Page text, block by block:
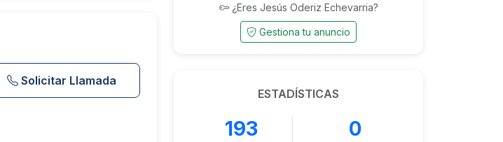
Solicitar Llamada
¿Eres Jesús Oderiz Echevarria?
Gestiona tu anuncio
ESTADÍSTICAS
193 0